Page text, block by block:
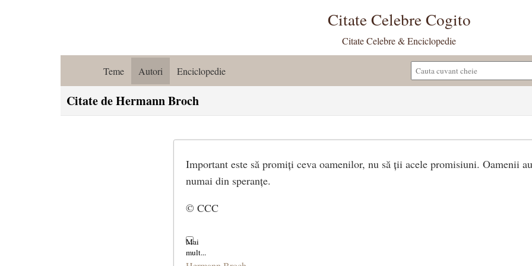
Citate Celebre Cogito
Citate Celebre & Enciclopedie
Teme Autori Enciclopedie
Citate de Hermann Broch
Important este să promiți ceva oamenilor, nu să ții acele promisiuni. Oamenii
numai din speranțe.
© CCC